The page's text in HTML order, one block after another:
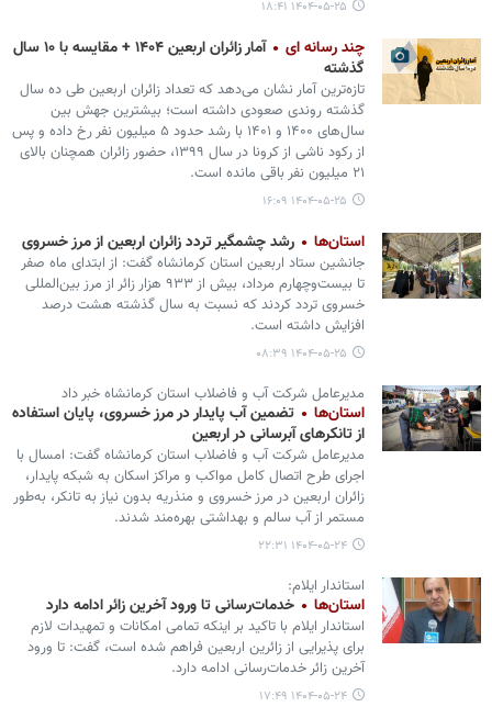
۱۴۰۴-۰۵-۲۵ ۱۸:۴۱
چند رسانه ای
آمار زائران اربعین ۱۴۰۴ + مقایسه با ۱۰ سال
گذشته
تازه‌ترین آمار نشان می‌دهد که تعداد زائران اربعین طی ده سال
گذشته روندی صعودی داشته است؛ بیشترین جهش بین
سال‌های ۱۴۰۰ و ۱۴۰۱ با رشد حدود ۵ میلیون نفر رخ داده و پس
از رکود ناشی از کرونا در سال ۱۳۹۹، حضور زائران همچنان بالای
۲۱ میلیون نفر باقی مانده است.
۱۴۰۴-۰۵-۲۵ ۱۶:۰۹
استان‌ها رشد چشمگیر تردد زائران اربعین از مرز خسروی
جانشین ستاد اربعین استان کرمانشاه گفت: از ابتدای ماه صفر
تا بیست‌وچهارم مرداد، بیش از ۹۳۳ هزار زائر از مرز بین‌المللی
خسروی تردد کردند که نسبت به سال گذشته هشت درصد
افزایش داشته است.
۱۴۰۴-۰۵-۲۵ ۰۸:۳۹
مدیرعامل شرکت آب و فاضلاب استان کرمانشاه خبر داد
استان‌ها
تضمین آب پایدار در مرز خسروی، پایان استفاده
از تانکرهای آبرسانی در اربعین
مدیرعامل شرکت آب و فاضلاب استان کرمانشاه گفت: امسال با
اجرای طرح اتصال کامل مواکب و مراکز اسکان به شبکه پایدار،
زائران اربعین در مرز خسروی و منذریه بدون نیاز به تانکر، به‌طور
مستمر از آب سالم و بهداشتی بهره‌مند شدند.
۱۴۰۴-۰۵-۲۴ ۲۲:۳۱
استاندار ایلام:
استان‌ها خدمات‌رسانی تا ورود آخرین زائر ادامه دارد
استاندار ایلام با تاکید بر اینکه تمامی امکانات و تمهیدات لازم
برای پذیرایی از زائرین اربعین فراهم شده است، گفت: تا ورود
آخرین زائر خدمات‌رسانی ادامه دارد.
۱۴۰۴-۰۵-۲۴ ۱۷:۴۹